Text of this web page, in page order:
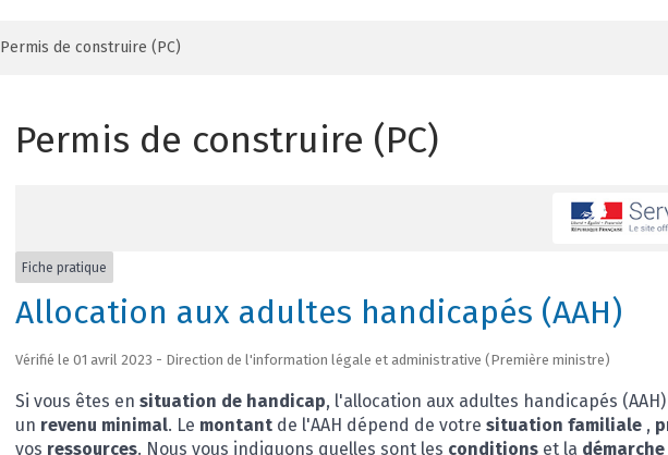
Permis de construire (PC)
Permis de construire (PC)
Fiche pratique
Allocation aux adultes handicapés (AAH)
Vérifié le 01 avril 2023 - Direction de l'information légale et administrative (Première ministre)
Si vous êtes en situation de handicap, l'allocation aux adultes handicapés
un revenu minimal. Le montant de l'AAH dépend de votre situation familiale ,
vos ressources. Nous vous indiquons quelles sont les conditions et la démarche